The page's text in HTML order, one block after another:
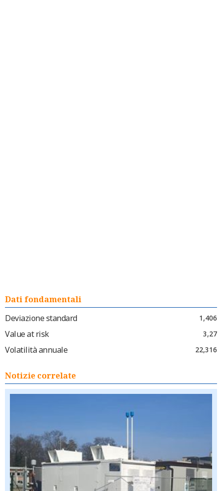
Dati fondamentali
Deviazione standard
1,406
Value at risk 3,27
Volatilità annuale 22,316
Notizie correlate